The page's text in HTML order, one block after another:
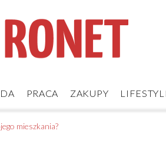
PRACA ZAKUPY
mieszkania?